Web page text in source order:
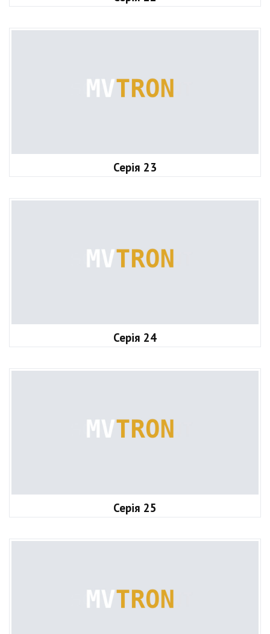
Серія 23
Серія 24
Серія 25